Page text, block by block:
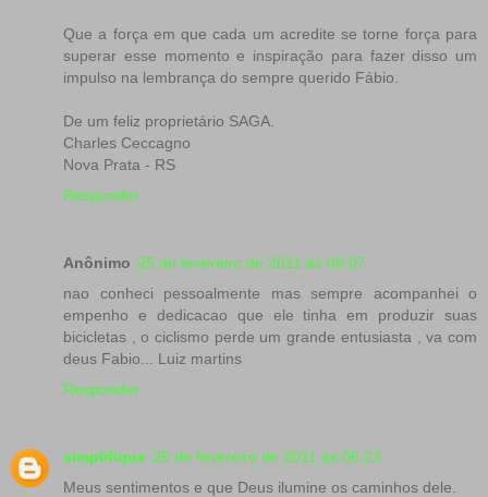
Que a força em que cada um acredite se torne força para
superar esse momento e inspiração para fazer disso um
impulso na lembrança do sempre querido Fábio.
De um feliz proprietário SAGA.
Charles Ceccagno
Nova Prata - RS
Responder
Anônimo 25 de fevereiro de 2011 às 06:07
nao conheci pessoalmente mas sempre acompanhei o
empenho e dedicacao que ele tinha em produzir suas
bicicletas , o ciclismo perde um grande entusiasta , va com
deus Fabio... Luiz martins
Responder
simplifique 26 de fevereiro de 2011 às 06:23
Meus sentimentos e que Deus ilumine os caminhos dele.